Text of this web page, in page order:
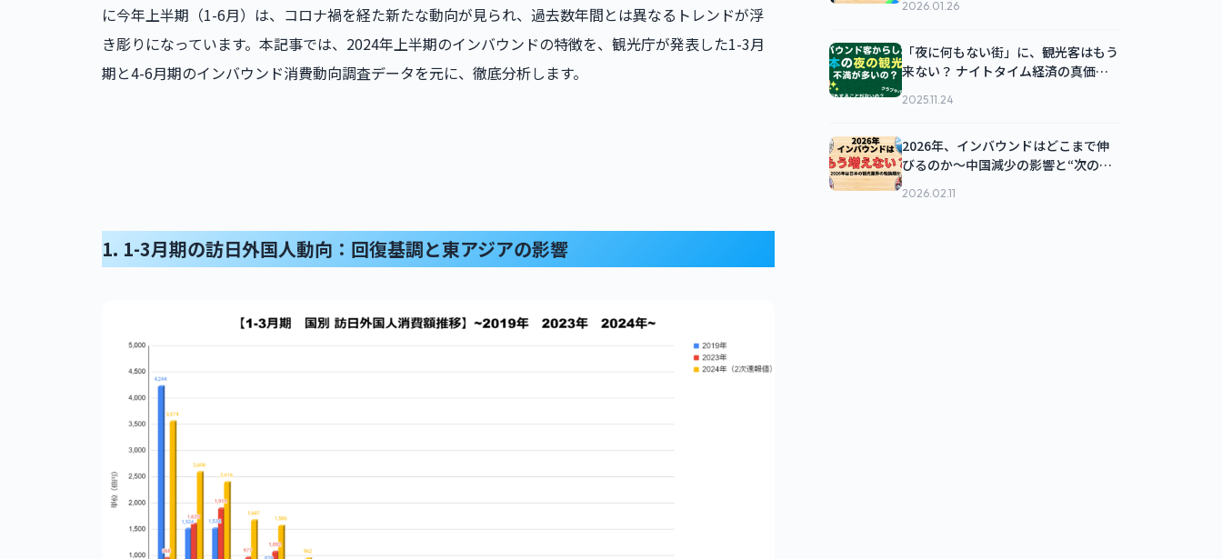
に今年上半期（1-6月）は、コロナ禍を経た新たな動向が見られ、過去数年間とは異なるトレンドが浮
き彫りになっています。本記事では、2024年上半期のインバウンドの特徴を、観光庁が発表した1-3月
期と4-6月期のインバウンド消費動向調査データを元に、徹底分析します。
1. 1-3月期の訪日外国人動向：回復基調と東アジアの影響
2026.01.26
「夜に何もない街」に、観光客はもう
来ない？ ナイトタイム経済の真価と
2025.11.24
2026年、インバウンドはどこまで伸
びるのか～中国減少の影響と“次の
2026.02.11